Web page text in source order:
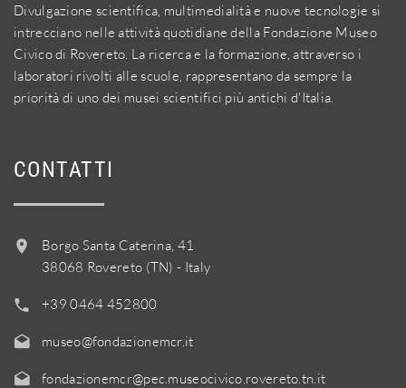
Divulgazione scientifica, multimedialità e nuove tecnologie si
intrecciano nelle attività quotidiane della Fondazione Museo
Civico di Rovereto. La ricerca e la formazione, attraverso i
laboratori rivolti alle scuole, rappresentano da sempre la
priorità di uno dei musei scientifici più antichi d'Italia.
CONTATTI
Borgo Santa Caterina, 41
38068 Rovereto (TN) - Italy
+39 0464 452800
museo@fondazionemcr.it
fondazionemcr@pec.museocivico.rovereto.tn.it